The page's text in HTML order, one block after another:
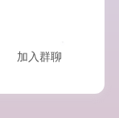
加入群聊